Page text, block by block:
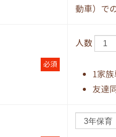
動車）で
必須
人数
1家
友達